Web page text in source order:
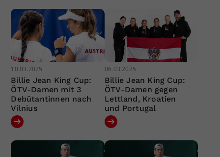
10.03.2025
Billie Jean King Cup:
ÖTV-Damen mit 3
Debütantinnen nach
Vilnius
06.03.2025
Billie Jean King Cup:
ÖTV-Damen gegen
Lettland, Kroatien
und Portugal